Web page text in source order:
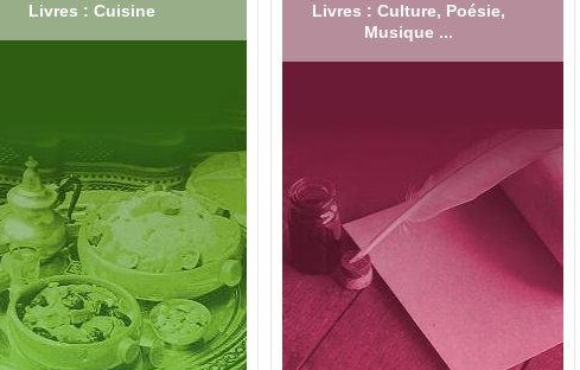
Livres : Cuisine
Livres : Culture, Poésie,
Musique ...